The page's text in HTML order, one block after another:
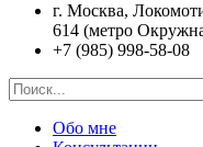
г. Москва,
614 (метро
+7 (985) 998-58-08
Обо мне